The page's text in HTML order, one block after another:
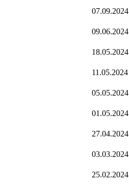
07.09.2024
09.06.2024
18.05.2024
11.05.2024
05.05.2024
01.05.2024
27.04.2024
03.03.2024
25.02.2024